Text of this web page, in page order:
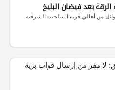
بعد فيضان البليخ
من أهالي قرية السلحبية الشرقية